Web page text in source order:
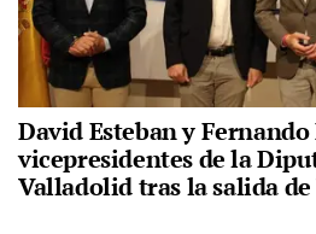
David Esteban y Fernando
vicepresidentes de la
Valladolid tras la salida